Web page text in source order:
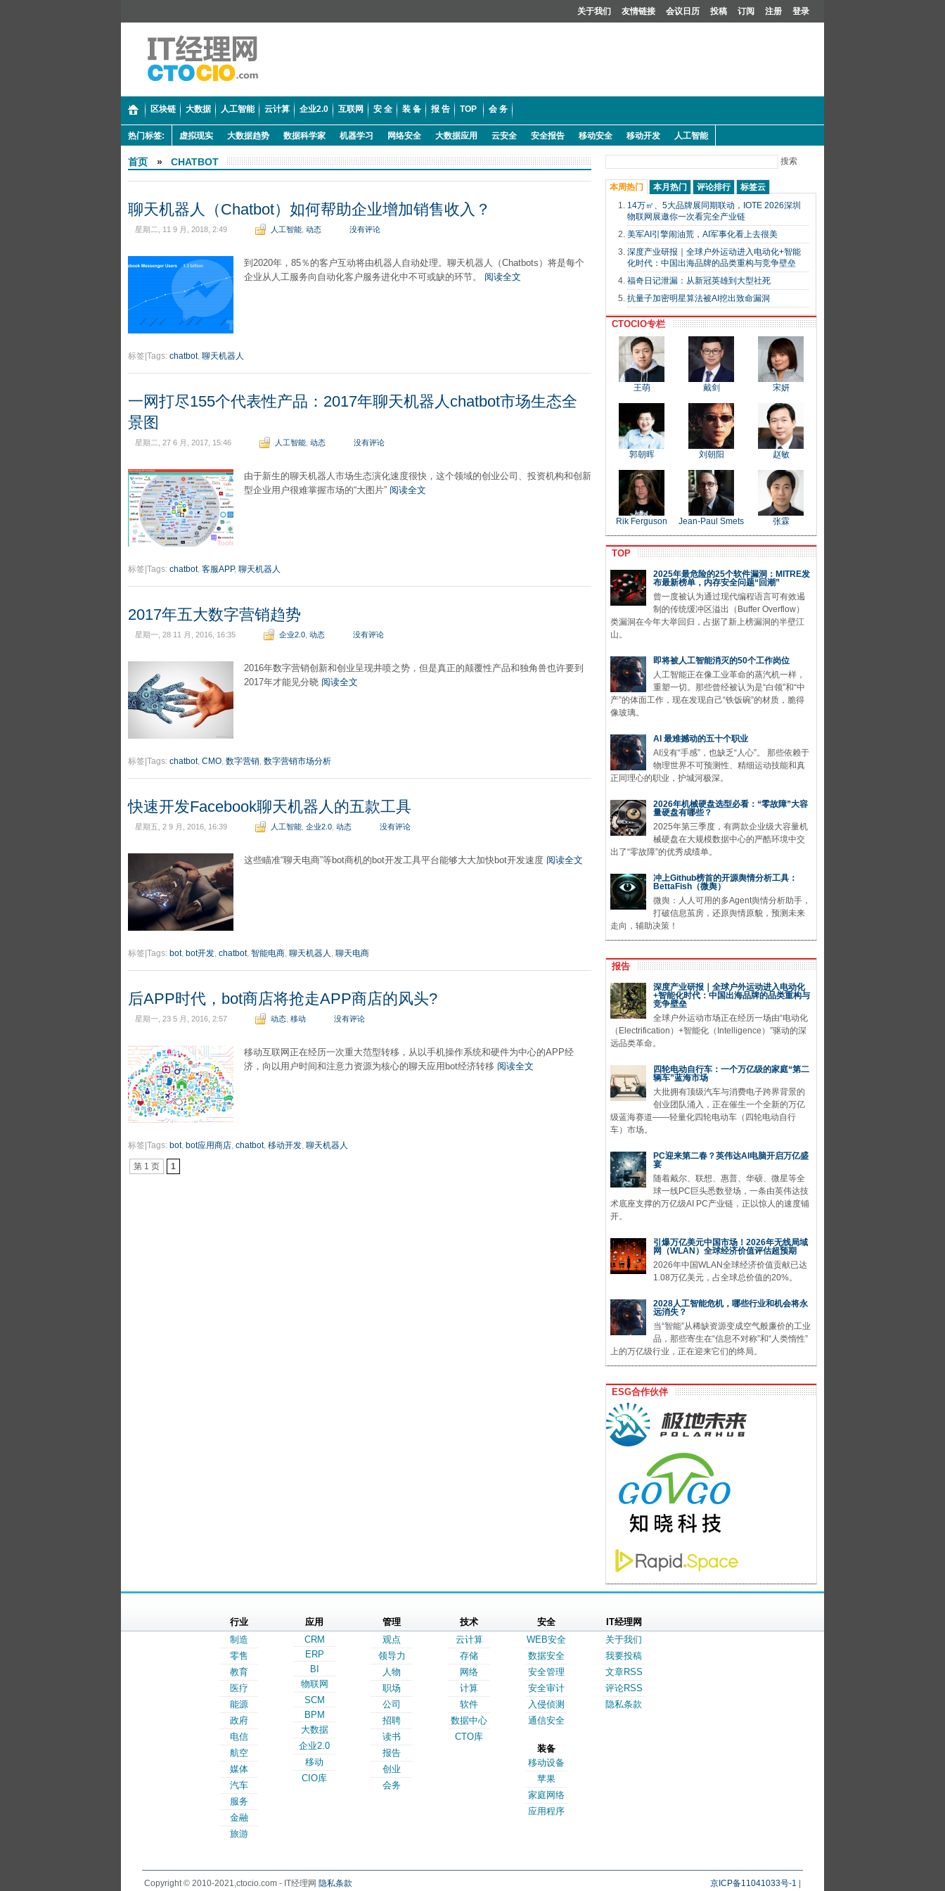
关于我们 友情链接 会议日历 投稿 订阅 注册 登录
区块链 大数据 人工智能 云计算 企业2.0 互联网 安 全 装 备 报 告 TOP 会 务
热门标签: 虚拟现实 大数据趋势 数据科学家 机器学习 网络安全 大数据应用 云安全 安全报告 移动安全 移动开发 人工智能
首页 » CHATBOT
聊天机器人（Chatbot）如何帮助企业增加销售收入？
星期二, 11 9 月, 2018, 2:49 人工智能 动态 没有评论
到2020年，85％的客户互动将由机器人自动处理。聊天机器人（Chatbots）将是每个
企业从人工服务向自动化客户服务进化中不可或缺的环节。 阅读全文
标签|Tags: chatbot, 聊天机器人
一网打尽155个代表性产品：2017年聊天机器人chatbot市场生态全
景图
星期二, 27 6 月, 2017, 15:46 人工智能 动态 没有评论
由于新生的聊天机器人市场生态演化速度很快，这个领域的创业公司、投资机构和创新
型企业用户很难掌握市场的“大图片” 阅读全文
标签|Tags: chatbot, 客服APP, 聊天机器人
2017年五大数字营销趋势
星期一, 28 11 月, 2016, 16:35 企业2.0 动态 没有评论
2016年数字营销创新和创业呈现井喷之势，但是真正的颠覆性产品和独角兽也许要到
2017年才能见分晓 阅读全文
标签|Tags: chatbot, CMO, 数字营销, 数字营销市场分析
快速开发Facebook聊天机器人的五款工具
星期五, 2 9 月, 2016, 16:39 人工智能 企业2.0 动态 没有评论
这些瞄准“聊天电商”等bot商机的bot开发工具平台能够大大加快bot开发速度 阅读全文
标签|Tags: bot, bot开发, chatbot, 智能电商, 聊天机器人 , 聊天电商
后APP时代，bot商店将抢走APP商店的风头?
星期一, 23 5 月, 2016, 2:57 动态 移动 没有评论
移动互联网正在经历一次重大范型转移，从以手机操作系统和硬件为中心的APP经
济，向以用户时间和注意力资源为核心的聊天应用bot经济转移 阅读全文
标签|Tags: bot, bot应用商店, chatbot, 移动开发, 聊天机器人
第 1 页 1
搜索
本周热门 本月热门 评论排行
标签云
14万㎡、5大品牌展同期联动，IOTE 2026深圳
物联网展邀你一次看完全产业链
美军AI引擎闹油荒，AI军事化看上去很美
深度产业研报｜全球户外运动进入电动化+智能
化时代：中国出海品牌的品类重构与竞争壁垒
福奇日记泄漏：从新冠英雄到大型社死
抗量子加密明星算法被AI挖出致命漏洞
CTOCIO专栏
王萌 戴剑 宋妍
郭朝晖 刘朝阳 赵敏
Rik Ferguson Jean-Paul Smets 张霖
TOP
2025年最危险的25个软件漏洞：MITRE发
布最新榜单，内存安全问题“回潮”
曾一度被认为通过现代编程语言可有效遏
制的传统缓冲区溢出（Buffer Overflow）
类漏洞在今年大举回归，占据了新上榜漏洞的半壁江
山。
即将被人工智能消灭的50个工作岗位
人工智能正在像工业革命的蒸汽机一样，
重塑一切。那些曾经被认为是“白领”和“中
产”的体面工作，现在发现自己“铁饭碗”的材质，脆得
像玻璃。
AI 最难撼动的五十个职业
AI没有“手感”，也缺乏“人心”。 那些依赖于
物理世界不可预测性、精细运动技能和真
正同理心的职业，护城河极深。
2026年机械硬盘选型必看：“零故障”大容
量硬盘有哪些？
2025年第三季度，有两款企业级大容量机
械硬盘在大规模数据中心的严酷环境中交
出了“零故障”的优秀成绩单。
冲上Github榜首的开源舆情分析工具：
BettaFish（微舆）
微舆：人人可用的多Agent舆情分析助手，
打破信息茧房，还原舆情原貌，预测未来
走向，辅助决策！
报告
深度产业研报｜全球户外运动进入电动化
+智能化时代：中国出海品牌的品类重构与
竞争壁垒
全球户外运动市场正在经历一场由“电动化
（Electrification）+智能化（Intelligence）”驱动的深
远品类革命。
四轮电动自行车：一个万亿级的家庭“第二
辆车”蓝海市场
大批拥有顶级汽车与消费电子跨界背景的
创业团队涌入，正在催生一个全新的万亿
级蓝海赛道——轻量化四轮电动车（四轮电动自行
车）市场。
PC迎来第二春？英伟达AI电脑开启万亿盛
宴
随着戴尔、联想、惠普、华硕、微星等全
球一线PC巨头悉数登场，一条由英伟达技
术底座支撑的万亿级AI PC产业链，正以惊人的速度铺
开。
引爆万亿美元中国市场！2026年无线局域
网（WLAN）全球经济价值评估超预期
2026年中国WLAN全球经济价值贡献已达
1.08万亿美元，占全球总价值的20%。
2028人工智能危机，哪些行业和机会将永
远消失？
当“智能”从稀缺资源变成空气般廉价的工业
品，那些寄生在“信息不对称”和“人类惰性”
上的万亿级行业，正在迎来它们的终局。
ESG合作伙伴
行业
制造
零售
教育
医疗
能源
政府
电信
航空
媒体
汽车
服务
金融
旅游
应用
CRM
ERP
BI
物联网
SCM
BPM
大数据
企业2.0
移动
CIO库
管理
观点
领导力
人物
职场
公司
招聘
读书
报告
创业
会务
技术
云计算
存储
网络
计算
软件
数据中心
CTO库
安全
WEB安全
数据安全
安全管理
安全审计
入侵侦测
通信安全
装备
移动设备
苹果
家庭网络
应用程序
IT经理网
关于我们
我要投稿
文章RSS
评论RSS
隐私条款
Copyright © 2010-2021,ctocio.com - IT经理网 隐私条款 京ICP备11041033号-1